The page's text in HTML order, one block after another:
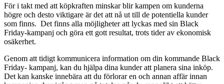
För i takt med att köpkraften minskar blir kampen om kunderna
högre och desto viktigare är det att nå ut till de potentiella kunder
som finns. Det finns alla möjligheter att lyckas med sin Black
Friday-kampanj och göra ett gott resultat, trots tider av ekonomisk
osäkerhet.
Genom att tidigt kommunicera information om din kommande Black
Friday- kampanj, kan du hjälpa dina kunder att planera sina inköp.
Det kan kanske innebära att du förlorar en och annan affär innan